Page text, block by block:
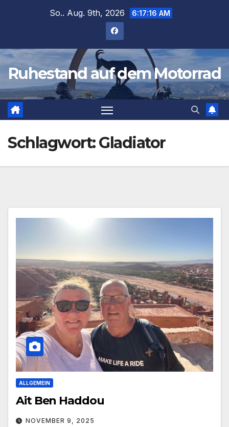
So.. Aug. 9th, 2026 6:17:16 AM
Ruhestand auf dem Motorrad
Schlagwort:Gladiator
ALLGEMEIN
Ait Ben Haddou
NOVEMBER 9, 2025